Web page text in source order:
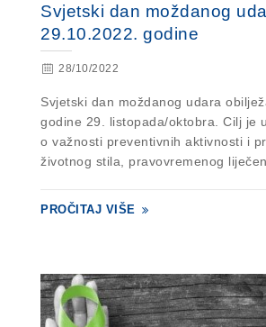
Svjetski dan moždanog
29.10.2022. godine
28/10/2022
Svjetski dan moždanog udara
godine 29. listopada/oktobra. Cilj je
o važnosti preventivnih aktivnosti i
životnog stila, pravovremenog
PROČITAJ VIŠE